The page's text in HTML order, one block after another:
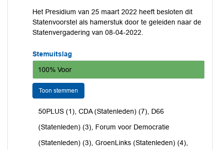
Het Presidium van 25 maart 2022 heeft besloten dit
Statenvoorstel als hamerstuk door te geleiden naar de
Statenvergadering van 08-04-2022.
Stemuitslag
100% Voor
Toon stemmen
50PLUS (1), CDA (Statenleden) (7), D66
(Statenleden) (3), Forum voor Democratie
(Statenleden) (3), GroenLinks (Statenleden) (4),